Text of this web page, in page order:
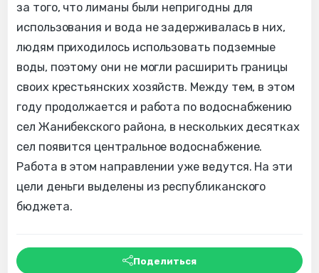
за того, что лиманы были непригодны для
использования и вода не задерживалась в них,
людям приходилось использовать подземные
воды, поэтому они не могли расширить границы
своих крестьянских хозяйств. Между тем, в этом
году продолжается и работа по водоснабжению
сел Жанибекского района, в нескольких десятках
сел появится центральное водоснабжение.
Работа в этом направлении уже ведутся. На эти
цели деньги выделены из республиканского
бюджета.
Поделиться